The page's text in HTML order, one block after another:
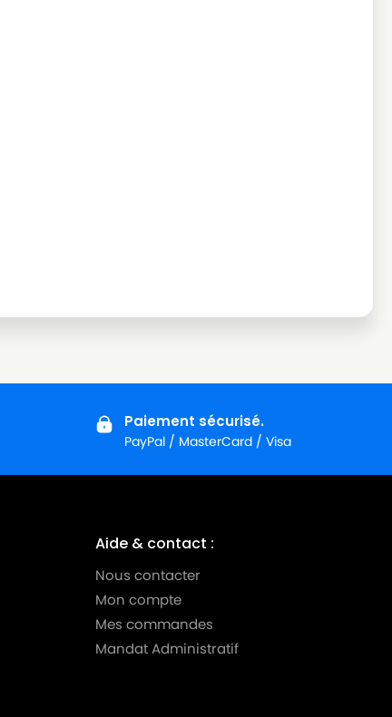
Paiement sécurisé.
PayPal / MasterCard / Visa
Aide & contact :
Nous contacter
Mon compte
Mes commandes
Mandat Administratif